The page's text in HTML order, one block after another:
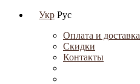
Укр Рус
Оплата и доставка
Скидки
Контакты